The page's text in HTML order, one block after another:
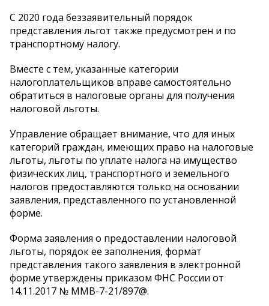
С 2020 года беззаявительный порядок
представления льгот также предусмотрен и по
транспортному налогу.
Вместе с тем, указанные категории
налогоплательщиков вправе самостоятельно
обратиться в налоговые органы для получения
налоговой льготы.
Управление обращает внимание, что для иных
категорий граждан, имеющих право на налоговые
льготы, льготы по уплате налога на имущество
физических лиц, транспортного и земельного
налогов предоставляются только на основании
заявления, представленного по установленной
форме.
Форма заявления о предоставлении налоговой
льготы, порядок ее заполнения, формат
представления такого заявления в электронной
форме утверждены приказом ФНС России от
14.11.2017 № ММВ-7-21/897@.